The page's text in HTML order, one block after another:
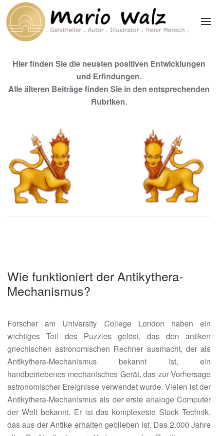
Zum Hauptinhalt springen
Hier finden Sie die neusten positiven Entwicklungen
und Erfindungen.
Alle älteren Beiträge finden Sie in den entsprechenden
Rubriken.
Wie funktioniert der Antikythera-
Mechanismus?
Forscher am University College London haben ein
wichtiges Teil des Puzzles gelöst, das den antiken
griechischen astronomischen Rechner ausmacht, der als
Antikythera-Mechanismus bekannt ist, ein
handbetriebenes mechanisches Gerät, das zur Vorhersage
astronomischer Ereignisse verwendet wurde. Vielen ist der
Antikythera-Mechanismus als der erste analoge Computer
der Welt bekannt. Er ist das komplexeste Stück Technik,
das aus der Antike erhalten geblieben ist. Das 2.000 Jahre